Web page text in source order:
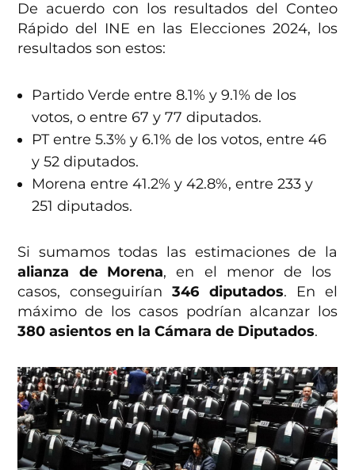
De acuerdo con los resultados del Conteo
Rápido del INE en las Elecciones 2024, los
resultados son estos:
Partido Verde entre 8.1% y 9.1% de los
votos, o entre 67 y 77 diputados.
PT entre 5.3% y 6.1% de los votos, entre 46
y 52 diputados.
Morena entre 41.2% y 42.8%, entre 233 y
251 diputados.
Si sumamos todas las estimaciones de la
alianza de Morena, en el menor de los
casos, conseguirían346 diputados. En el
máximo de los casos podrían alcanzar los
380 asientos en la Cámara de Diputados.